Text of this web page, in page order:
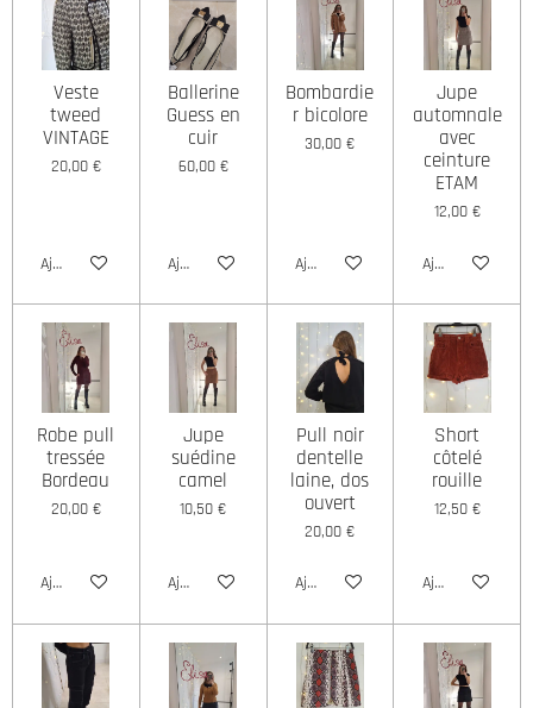
Veste
tweed
VINTAGE
20,00 €
Ajouter au panier
Ballerine
Guess en
cuir
60,00 €
Ajouter au panier
Bombardie
r bicolore
30,00 €
Ajouter au panier
Jupe
automnale
avec
ceinture
ETAM
12,00 €
Ajouter au
Robe pull
tressée
Bordeau
20,00 €
Ajouter au panier
Jupe
suédine
camel
10,50 €
Ajouter au panier
Pull noir
dentelle
laine, dos
ouvert
20,00 €
Ajouter au panier
Short
côtelé
rouille
12,50 €
Ajouter au